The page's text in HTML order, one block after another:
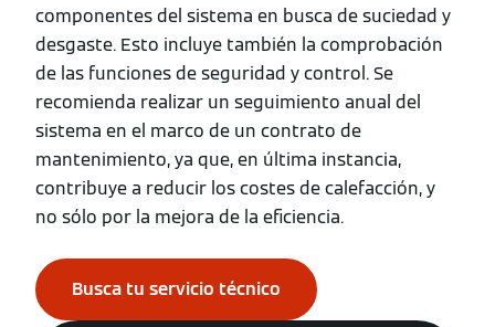
componentes del sistema en busca de suciedad y
desgaste. Esto incluye también la comprobación
de las funciones de seguridad y control. Se
recomienda realizar un seguimiento anual del
sistema en el marco de un contrato de
mantenimiento, ya que, en última instancia,
contribuye a reducir los costes de calefacción, y
no sólo por la mejora de la eficiencia.
Busca tu servicio técnico